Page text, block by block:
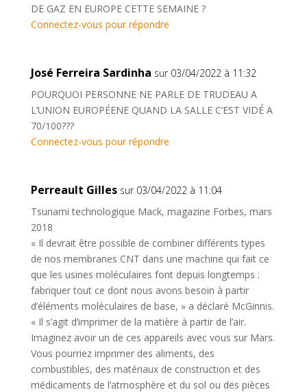
DE GAZ EN EUROPE CETTE SEMAINE ?
Connectez-vous pour répondre
José Ferreira Sardinha sur 03/04/2022 à 11:32
POURQUOI PERSONNE NE PARLE DE TRUDEAU A
L’UNION EUROPÉENE QUAND LA SALLE C’EST VIDÉ A
70/100???
Connectez-vous pour répondre
Perreault Gilles sur 03/04/2022 à 11:04
Tsunami technologique Mack, magazine Forbes, mars
2018
« Il devrait être possible de combiner différents types
de nos membranes CNT dans une machine qui fait ce
que les usines moléculaires font depuis longtemps :
fabriquer tout ce dont nous avons besoin à partir
d’éléments moléculaires de base, » a déclaré McGinnis.
« Il s’agit d’imprimer de la matière à partir de l’air.
Imaginez avoir un de ces appareils avec vous sur Mars.
Vous pourriez imprimer des aliments, des
combustibles, des matériaux de construction et des
médicaments de l’atmosphère et du sol ou des pièces